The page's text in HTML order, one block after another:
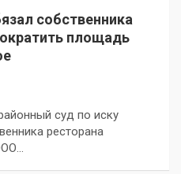
собственника
площадь
суд по иску
ресторана